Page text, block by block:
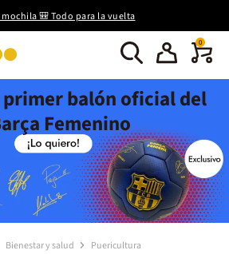
mochila 🎒 Todo para la vuelta
0
balón oficial del
Femenino
Bienestar y salud Puericultura